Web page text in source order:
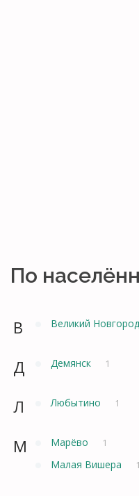
По
В Великий Новгород
Д Демянск 1
Л Любытино 1
М Марёво 1
Малая Вишера 1